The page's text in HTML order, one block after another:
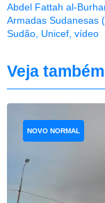
Abdel Fattah al-
Armadas Sudanesas
Sudão Unicef vídeo
Veja também
NOVO NORMAL